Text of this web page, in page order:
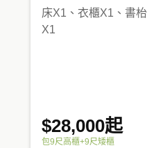
床X1、衣櫃X1、書
X1
$28,000起
包9尺高櫃+9尺矮櫃